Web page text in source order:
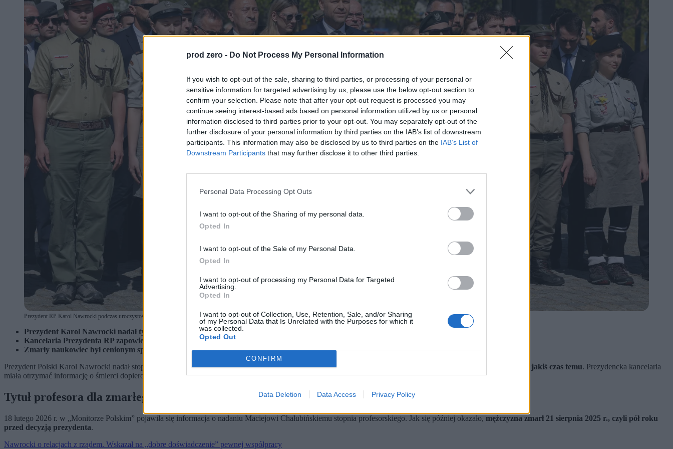
prod zero - Do Not Process My Personal Information
If you wish to opt-out of the sale, sharing to third parties, or processing of your personal or
sensitive information for targeted advertising by us, please use the below opt-out section to
confirm your selection. Please note that after your opt-out request is processed you may
continue seeing interest-based ads based on personal information utilized by us or personal
information disclosed to third parties prior to your opt-out. You may separately opt-out of the
further disclosure of your personal information by third parties on the IAB’s list of downstream
participants. This information may also be disclosed by us to third parties on the IAB’s List of
Downstream Participants that may further disclose it to other third parties.
Personal Data Processing Opt Outs
I want to opt-out of the Sharing of my personal data.
Opted In
I want to opt-out of the Sale of my Personal Data.
Opted In
I want to opt-out of processing my Personal Data for Targeted
Advertising.
Opted In
I want to opt-out of Collection, Use, Retention, Sale, and/or Sharing
of my Personal Data that Is Unrelated with the Purposes for which it
was collected.
Opted Out
CONFIRM
Data Deletion Data Access Privacy Policy
Prezydent RP Karol Nawrocki podczas uroczystości przed Pomnikiem Bohaterów Getta w Warszawie. (fot. Paweł Supernak / PAP)
Prezydent Karol Nawrocki nadał tytuł profesora zmarłemu Maciejowi Chałubińskiemu.
Kancelaria Prezydenta RP zapowiedziała, że podejmie stosowne działania naprawcze.
Zmarły naukowiec był cenionym specjalistą w dziedzinie alergologii i immunologii.
Prezydent Polski Karol Nawrocki nadał stopień profesorski Maciejowi Chałubińskiemu. Nie byłoby w tym nic nadzwyczajnego, gdyby nie fakt, że
mężczyzna zmarł jakiś czas temu. Prezydencka kancelaria
miała otrzymać informację o śmierci dopiero
po podpisaniu stosownych dokumentów.
Tytuł profesora dla zmarłego naukowca
18 lutego 2026 r. w „Monitorze Polskim” pojawiła się informacja o nadaniu Maciejowi Chałubińskiemu stopnia profesorskiego. Jak się później okazało, mężczyzna zmarł 21 sierpnia 2025 r., czyli pół roku
przed decyzją prezydenta.
Nawrocki o relacjach z rządem. Wskazał na „dobre doświadczenie” pewnej współpracy